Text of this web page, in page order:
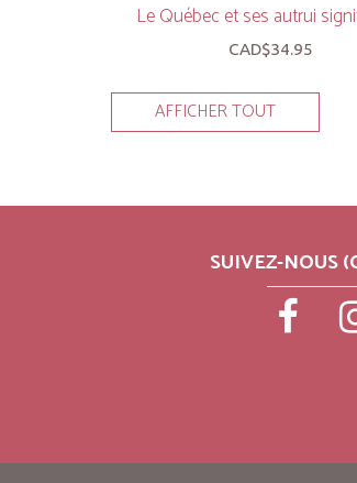
Le Québec et ses autrui
CAD$34.95
AFFICHER TOUT
SUIVEZ-NOUS